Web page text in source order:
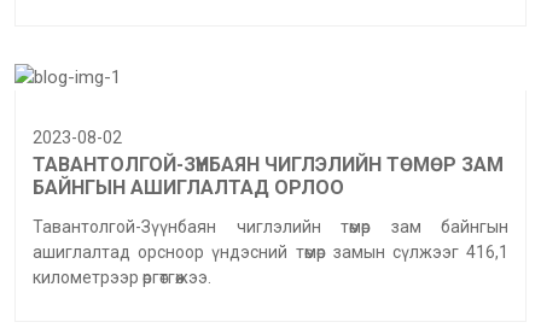
2023-08-02
ТАВАНТОЛГОЙ-ЗҮҮНБАЯН ЧИГЛЭЛИЙН ТӨМӨР ЗАМ
БАЙНГЫН АШИГЛАЛТАД ОРЛОО
Тавантолгой-Зүүнбаян чиглэлийн төмөр зам байнгын
ашиглалтад орсноор үндэсний төмөр замын сүлжээг 416,1
километрээр өргөтгөжээ.